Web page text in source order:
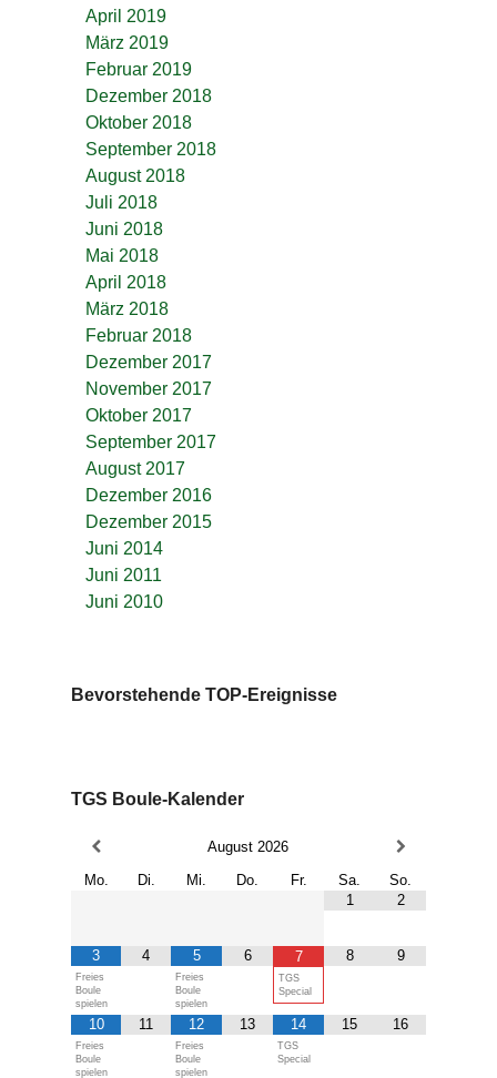
April 2019
März 2019
Februar 2019
Dezember 2018
Oktober 2018
September 2018
August 2018
Juli 2018
Juni 2018
Mai 2018
April 2018
März 2018
Februar 2018
Dezember 2017
November 2017
Oktober 2017
September 2017
August 2017
Dezember 2016
Dezember 2015
Juni 2014
Juni 2011
Juni 2010
Bevorstehende TOP-Ereignisse
TGS Boule-Kalender
August 2026
Mo.
Di. Mi. Do. Fr. Sa.
So.
1
2
3
Freies
Boule
spielen
4 5
Freies
Boule
spielen
6 7
TGS
Special
8 9
10
Freies
Boule
spielen
11 12
Freies
Boule
spielen
13 14
TGS
Special
15 16